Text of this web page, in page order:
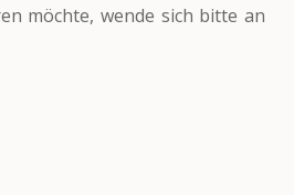
möchte, wende sich bitte an